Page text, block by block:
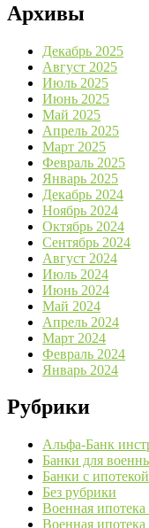
Архивы
Декабрь 2025
Август 2025
Июль 2025
Июнь 2025
Май 2025
Апрель 2025
Март 2025
Февраль 2025
Январь 2025
Декабрь 2024
Ноябрь 2024
Октябрь 2024
Сентябрь 2024
Август 2024
Июль 2024
Июнь 2024
Май 2024
Апрель 2024
Март 2024
Февраль 2024
Январь 2024
Рубрики
Альфа-Банк
Банки для
Банки с ипотекой
Без рубрики
Военная ипотека
Военная ипотека